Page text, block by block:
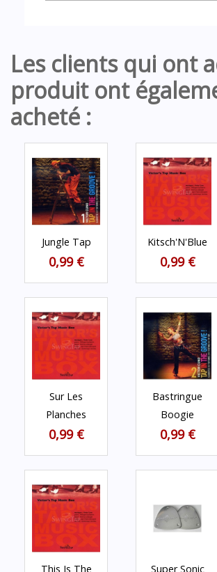
Les clients qui ont
produit ont
acheté :
Jungle Tap
0,99 €
Kitsch'N'Blue
0,99 €
Sur Les
Planches
0,99 €
Bastringue
Boogie
0,99 €
This Is The Super Sonic